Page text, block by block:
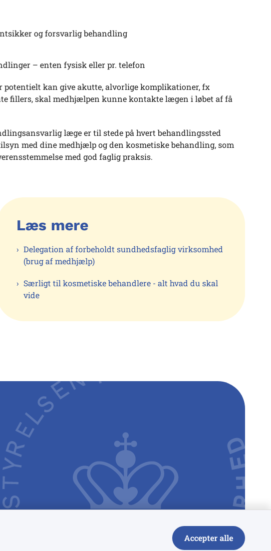
og forsvarlig behandling
– enten fysisk eller pr. telefon
kan give akutte, alvorlige komplikationer, fx
fillers, skal medhjælpen kunne kontakte lægen i løbet af få
læge er til stede på hvert behandlingssted
med dine medhjælp og den kosmetiske behandling, som
med god faglig praksis.
Læs mere
Delegation af forbeholdt sundhedsfaglig virksomhed
(brug af medhjælp)
Særligt til kosmetiske behandlere - alt hvad du skal
vide
Accepter alle